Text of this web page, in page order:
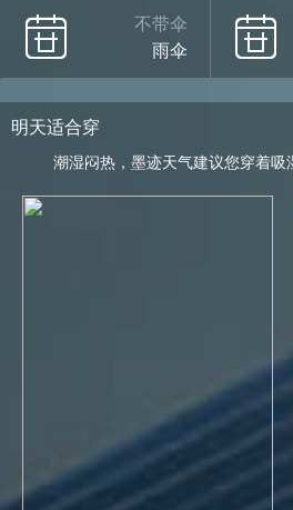
不带伞
雨伞
明天适合穿
潮湿闷热，墨迹天气建议您穿着